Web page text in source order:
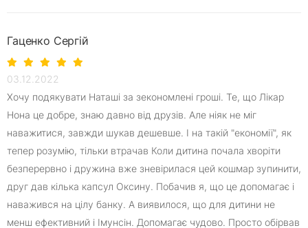
Гаценко Сергій
03.12.2022
Хочу подякувати Наташі за зекономлені гроші. Те, що Лікар
Нона це добре, знаю давно від друзів. Але ніяк не міг
наважитися, завжди шукав дешевше. І на такій "економії", як
тепер розумію, тільки втрачав Коли дитина почала хворіти
безперервно і дружина вже зневірилася цей кошмар зупинити,
друг дав кілька капсул Оксину. Побачив я, що це допомагає і
наважився на цілу банку. А виявилося, що для дитини не
менш ефективний і Імунсін. Допомагає чудово. Просто обірвав